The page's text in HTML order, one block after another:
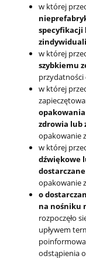
w której
specyfikacji
w której
szybkiemu
przydatności
w której
zdrowia lub
opakowanie
w której
dźwiękowe
opakowanie
o
na nośniku
rozpoczęło
upływem
odstąpienia